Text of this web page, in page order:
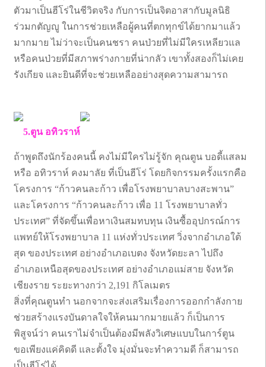
ตัวมาเป็นฮีโร่ในชีวิตจริง กับการเป็นจิตอาสากับมูลนิธิ
ร่วมกตัญญู ในการช่วยเหลือผู้คนที่ตกทุกข์ได้ยากมาแล้ว
มากมาย ไม่ว่าจะเป็นคนชรา คนป่วยที่ไม่มีใครเหลียวแล
หรือคนป่วยที่มีสภาพร่างกายที่น่ากลัว เขาทั้งสองก็ไม่เคย
รังเกียจ และยินดีที่จะช่วยเหลืออย่างสุดความสามารถ
5.ตูน อทิวราห์
ถ้าพูดถึงนักร้องคนนี้ คงไม่มีใครไม่รู้จัก คุณตูน บอดี้แสลม
หรือ อทิวราห์ คงมาลัย ที่เป็นฮีโร่ โดยกิจกรรมครั้งแรกคือ
โครงการ “ก้าวคนละก้าว เพื่อโรงพยาบาลบางสะพาน”
และโครงการ “ก้าวคนละก้าว เพื่อ 11 โรงพยาบาลทั่ว
ประเทศ” ที่จัดขึ้นเพื่อหาเงินสมทบทุน เงินซื้ออุปกรณ์การ
แพทย์ให้โรงพยาบาล 11 แห่งทั่วประเทศ วิ่งจากอำเภอใต้
สุด ของประเทศ อย่างอำเภอเบตง จังหวัดยะลา ไปถึง
อำเภอเหนือสุดของประเทศ อย่างอำเภอแม่สาย จังหวัด
เชียงราย ระยะทางกว่า 2,191 กิโลเมตร
สิ่งที่คุณตูนทำ นอกจากจะส่งเสริมเรื่องการออกกำลังกาย
ช่วยสร้างแรงบันดาลใจให้คนมากมายแล้ว ก็เป็นการ
พิสูจน์ว่า คนเราไม่จำเป็นต้องมีพลังวิเศษแบบในการ์ตูน
ขอเพียงแค่คิดดี และตั้งใจ มุ่งมั่นจะทำความดี ก็สามารถ